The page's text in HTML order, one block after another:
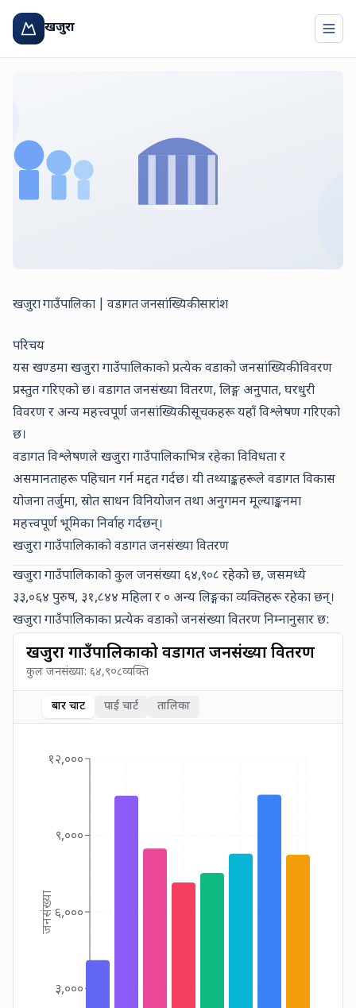
खजुरा
खजुरा गाउँपालिका | वडागत जनसांख्यिकी सारांश
परिचय
यस खण्डमा खजुरा गाउँपालिकाको प्रत्येक वडाको जनसांख्यिकी विवरण
प्रस्तुत गरिएको छ। वडागत जनसंख्या वितरण, लिङ्ग अनुपात, घरधुरी
विवरण र अन्य महत्त्वपूर्ण जनसांख्यिकी सूचकहरू यहाँ विश्लेषण गरिएको
छ।
वडागत विश्लेषणले खजुरा गाउँपालिकाभित्र रहेका विविधता र
असमानताहरू पहिचान गर्न मद्दत गर्दछ। यी तथ्याङ्कहरूले वडागत विकास
योजना तर्जुमा, स्रोत साधन विनियोजन तथा अनुगमन मूल्याङ्कनमा
महत्त्वपूर्ण भूमिका निर्वाह गर्दछन्।
खजुरा गाउँपालिकाको वडागत जनसंख्या वितरण
खजुरा गाउँपालिकाको कुल जनसंख्या ६४,९०८ रहेको छ, जसमध्ये
३३,०६४ पुरुष, ३१,८४४ महिला र ० अन्य लिङ्गका व्यक्तिहरू रहेका छन्।
खजुरा गाउँपालिकाका प्रत्येक वडाको जनसंख्या वितरण निम्नानुसार छ:
खजुरा गाउँपालिकाको वडागत जनसंख्या वितरण
कुल जनसंख्या: ६४,९०८व्यक्ति
बार चार्ट पाई चार्ट तालिका
३,०००
६,०००
९,०००
१२,०००
जनसंख्या